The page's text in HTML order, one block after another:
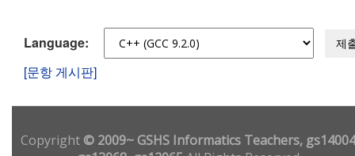
Language: 제
[문항 게시판]
Copyright© 2009~ GSHS Informatics Teachers,